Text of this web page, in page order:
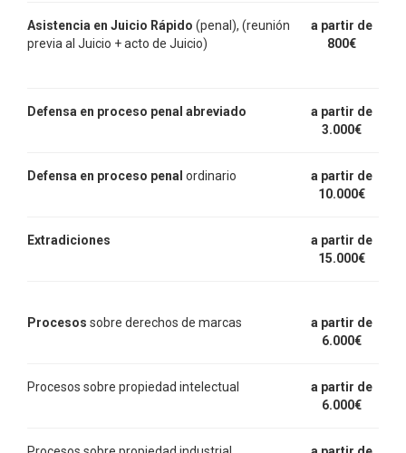
Asistencia en Juicio Rápido (penal), (reunión
previa al Juicio + acto de Juicio)
a partir de
800€
Defensa en proceso penal abreviado
a partir de
3.000€
Defensa en proceso penal ordinario
a partir de
10.000€
Extradiciones
a partir de
15.000€
Procesos sobre derechos de marcas
a partir de
6.000€
Procesos sobre propiedad intelectual
a partir de
6.000€